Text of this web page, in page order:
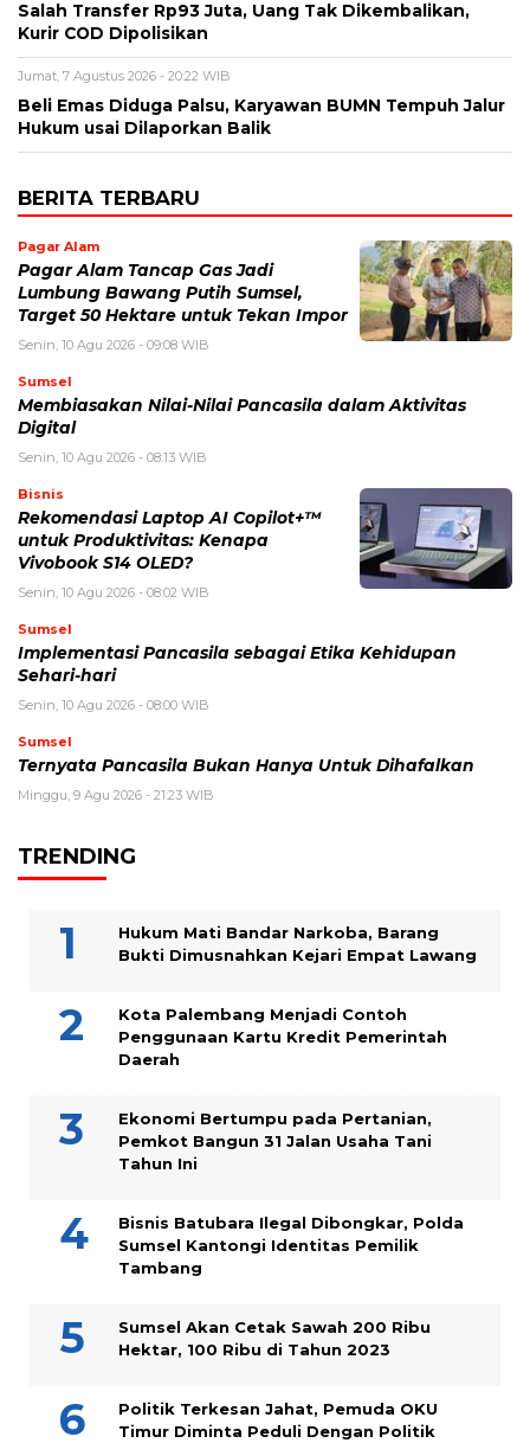
Salah Transfer Rp93 Juta, Uang Tak Dikembalikan,
Kurir COD Dipolisikan
Jumat, 7 Agustus 2026 - 20:22 WIB
Beli Emas Diduga Palsu, Karyawan BUMN Tempuh Jalur
Hukum usai Dilaporkan Balik
BERITA TERBARU
Pagar Alam
Pagar Alam Tancap Gas Jadi
Lumbung Bawang Putih Sumsel,
Target 50 Hektare untuk Tekan Impor
Senin, 10 Agu 2026 - 09:08 WIB
Sumsel
Membiasakan Nilai-Nilai Pancasila dalam Aktivitas
Digital
Senin, 10 Agu 2026 - 08:13 WIB
Bisnis
Rekomendasi Laptop AI Copilot+™
untuk Produktivitas: Kenapa
Vivobook S14 OLED?
Senin, 10 Agu 2026 - 08:02 WIB
Sumsel
Implementasi Pancasila sebagai Etika Kehidupan
Sehari-hari
Senin, 10 Agu 2026 - 08:00 WIB
Sumsel
Ternyata Pancasila Bukan Hanya Untuk Dihafalkan
Minggu, 9 Agu 2026 - 21:23 WIB
TRENDING
Hukum Mati Bandar Narkoba, Barang
Bukti Dimusnahkan Kejari Empat Lawang
Kota Palembang Menjadi Contoh
Penggunaan Kartu Kredit Pemerintah
Daerah
Ekonomi Bertumpu pada Pertanian,
Pemkot Bangun 31 Jalan Usaha Tani
Tahun Ini
Bisnis Batubara Ilegal Dibongkar, Polda
Sumsel Kantongi Identitas Pemilik
Tambang
Sumsel Akan Cetak Sawah 200 Ribu
Hektar, 100 Ribu di Tahun 2023
Politik Terkesan Jahat, Pemuda OKU
Timur Diminta Peduli Dengan Politik